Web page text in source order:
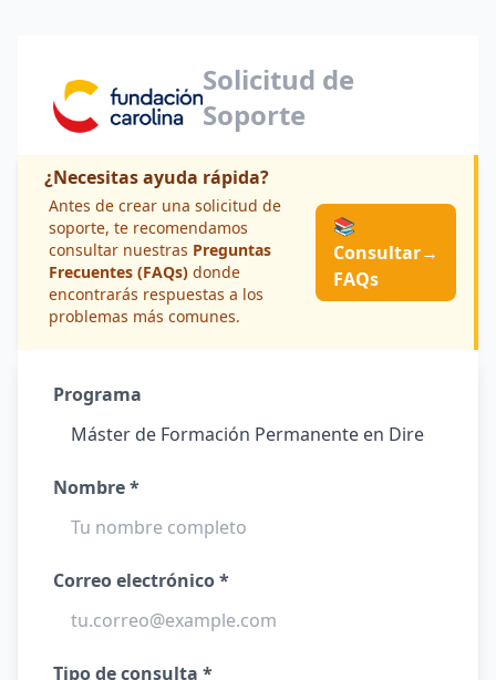
Solicitud de
Soporte
¿Necesitas ayuda rápida?
Antes de crear una solicitud de
soporte, te recomendamos
consultar nuestras Preguntas
Frecuentes (FAQs) donde
encontrarás respuestas a los
problemas más comunes.
📚
Consultar
FAQs
→
Programa
Nombre *
Correo electrónico *
Tipo de consulta *